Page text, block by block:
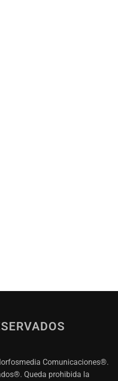
Comunicaciones®.
Queda prohibida la